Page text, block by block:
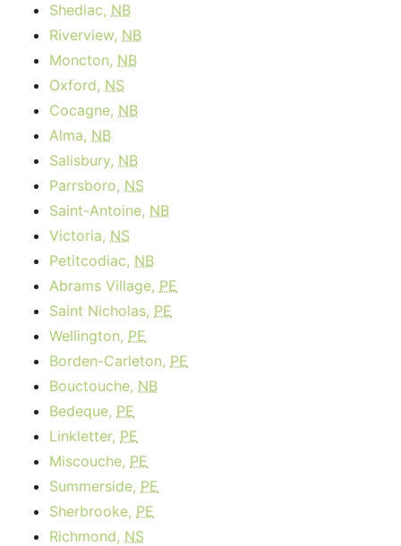
Shediac, NB
Riverview, NB
Moncton, NB
Oxford, NS
Cocagne, NB
Alma, NB
Salisbury, NB
Parrsboro, NS
Saint-Antoine, NB
Victoria, NS
Petitcodiac, NB
Abrams Village, PE
Saint Nicholas, PE
Wellington, PE
Borden-Carleton, PE
Bouctouche, NB
Bedeque, PE
Linkletter, PE
Miscouche, PE
Summerside, PE
Sherbrooke, PE
Richmond, NS